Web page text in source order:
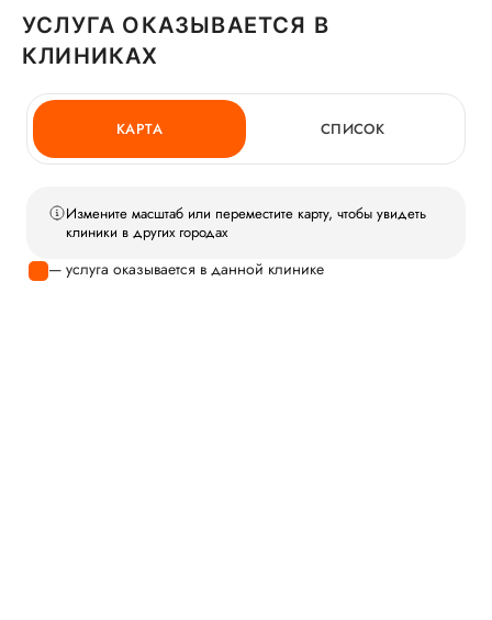
УСЛУГА ОКАЗЫВАЕТСЯ В
КЛИНИКАХ
КАРТА СПИСОК
Измените масштаб или переместите карту, чтобы увидеть
клиники в других городах
— услуга оказывается в данной клинике